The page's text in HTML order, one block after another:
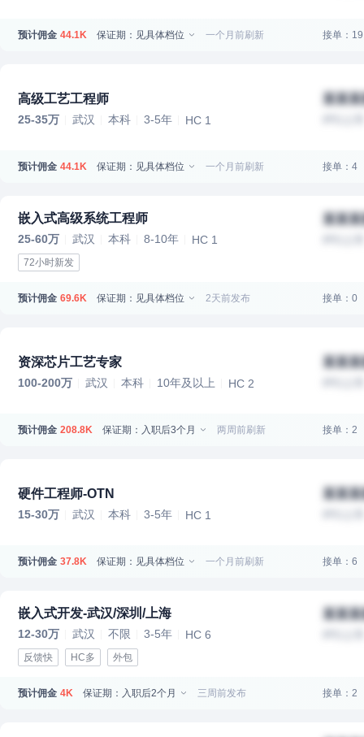
预计佣金 44.1K 保证期：见具体档位 一个月前刷新 接单：19
高级工艺工程师
25-35万 武汉 本科 3-5年 HC 1
某某
预计佣金 44.1K 保证期：见具体档位 一个月前刷新 接单：4
嵌入式高级系统工程师
25-60万 武汉 本科 8-10年 HC 1
72小时新发
某某
预计佣金 69.6K 保证期：见具体档位 2天前发布 接单：0
资深芯片工艺专家
100-200万 武汉 本科 10年及以上 HC 2
某某
预计佣金 208.8K 保证期：入职后3个月 两周前刷新 接单：2
硬件工程师-OTN
15-30万 武汉 本科 3-5年 HC 1
某某
预计佣金 37.8K 保证期：见具体档位 一个月前刷新 接单：6
嵌入式开发-武汉/深圳/上海
12-30万 武汉 不限 3-5年 HC 6
反馈快 HC多 外包
某某
预计佣金 4K 保证期：入职后2个月 三周前发布 接单：2